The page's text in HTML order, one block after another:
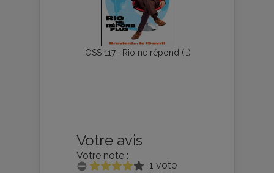
OSS 117 : Rio ne répond (…)
Votre avis
Votre note :
1 vote